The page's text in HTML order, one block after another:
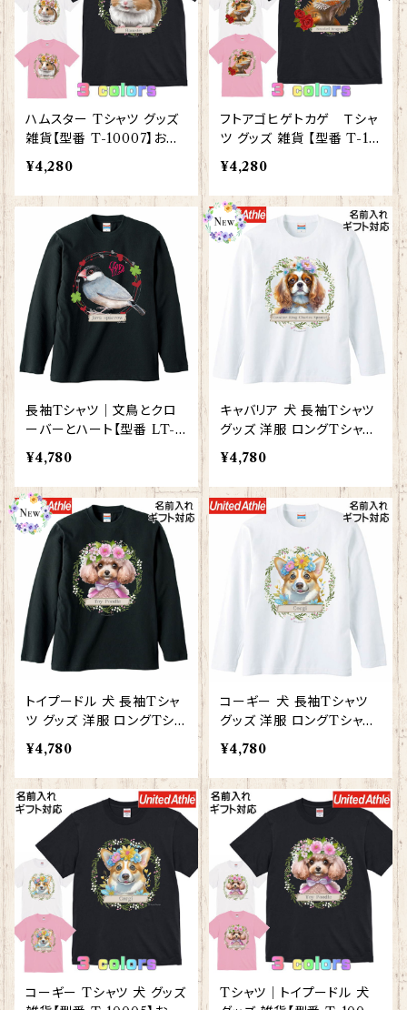
ハムスター Tシャツ グッズ
雑貨【型番 T-10007】お花
の王冠シリーズ
¥4,280
フトアゴヒゲトカゲ Ｔシャ
ツ グッズ 雑貨 【型番 T-10
008】レディース メンズ お
花の王冠シリーズ
¥4,280
長袖Tシャツ｜文鳥とクロ
ーバーとハート【型番 LT-1
52】KYAPIArt きゃぴあー
と
¥4,780
キャバリア 犬 長袖Tシャツ
グッズ 洋服 ロングTシャツ
カットソー レディース メン
ズ 【型番 LT-10002】お花
の王冠シリーズ
¥4,780
トイプードル 犬 長袖Tシャ
ツ グッズ 洋服 ロングTシャ
ツ カットソー レディース メ
ンズ 【型番 LT-10003】お
花の王冠シリーズ
¥4,780
コーギー 犬 長袖Tシャツ
グッズ 洋服 ロングTシャツ
カットソー レディース メン
ズ 【型番 LT-10005】お花
の王冠シリーズ
¥4,780
コーギー Tシャツ 犬 グッズ
Tシャツ｜トイプードル 犬